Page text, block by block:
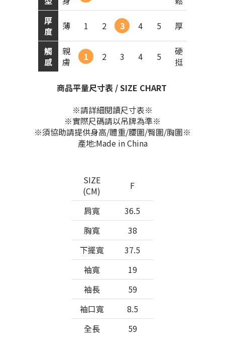
厚
度
薄 1 2 3 4 5 厚
觸
感
親
膚
1 2 3 4 5
硬
挺
商品平量尺寸表 / SIZE CHART
※請詳細閱讀尺寸表※
※實際尺碼請以吊牌為準※
※須協助請提供身高/體重/腰圍/臀圍/胸圍※
產地:Made in China
SIZE
(CM)
F
肩寬
36.5
胸寬
38
下擺寬
37.5
袖寬
19
袖長
59
袖口寬
8.5
全長
59